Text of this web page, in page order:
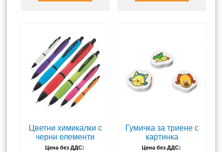
Цветни химикалки с
черни елементи
Цена без ДДС:
Гумичка за триене с
картинка
Цена без ДДС: